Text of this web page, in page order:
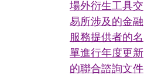
場外衍生工具交
易所涉及的金融
服務提供者的名
單進行年度更新
的聯合諮詢文件